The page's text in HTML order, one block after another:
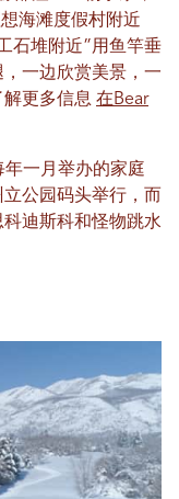
海滩度假村附近
石堆附近”用鱼竿垂
一边欣赏美景，一
更多信息 在Bear
年一月举办的家庭
公园码头举行，而
迪斯科和怪物跳水